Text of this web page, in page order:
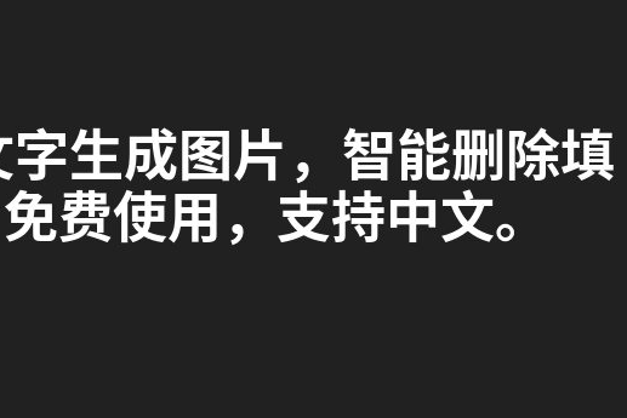
生成图片，智能删除填
费使用，支持中文。